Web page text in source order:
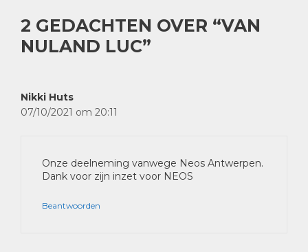
2 GEDACHTEN OVER “VAN
NULAND LUC”
Nikki Huts
07/10/2021 om 20:11
Onze deelneming vanwege Neos Antwerpen.
Dank voor zijn inzet voor NEOS
Beantwoorden